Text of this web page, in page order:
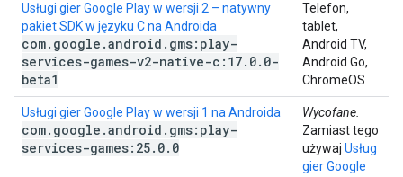
Usługi gier Google Play w wersji 2 – natywny
pakiet SDK w języku C na Androida
com. google .android . gms:play-
services-games-v2-native-c:17. 0. 0-
beta1
Telefon,
tablet,
Android TV,
Android Go,
ChromeOS
Usługi gier Google Play w wersji 1 na Androida
com. google .android . gms:play-
services-games:25. 0. 0
Wycofane.
Zamiast tego
używaj Usług
gier Google